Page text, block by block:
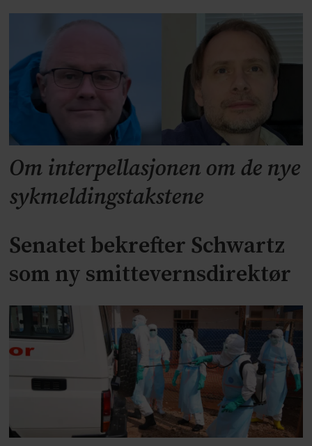
Om interpellasjonen om de nye
sykmeldingstakstene
Senatet bekrefter Schwartz
som ny smittevernsdirektør